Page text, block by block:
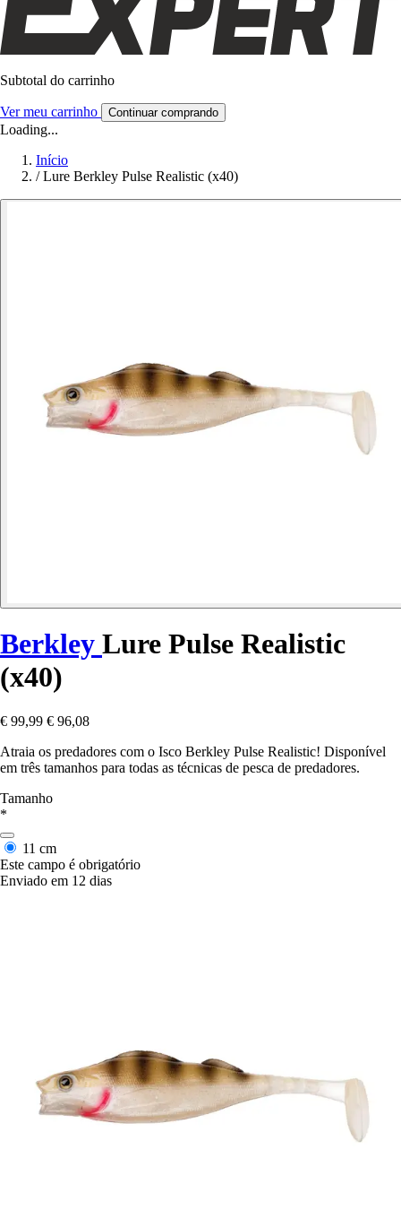
Subtotal do carrinho
Ver meu carrinho Continuar comprando
Loading...
Início
/ Lure Berkley Pulse Realistic (x40)
Berkley Lure Pulse Realistic
(x40)
€ 99,99 € 96,08
Atraia os predadores com o Isco Berkley Pulse Realistic! Disponível
em três tamanhos para todas as técnicas de pesca de predadores.
Tamanho
*
11 cm
Este campo é obrigatório
Enviado em 12 dias